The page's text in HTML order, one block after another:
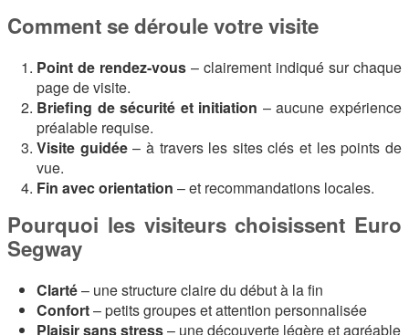
Comment se déroule votre visite
Point de rendez-vous – clairement indiqué sur chaque
page de visite.
Briefing de sécurité et initiation – aucune expérience
préalable requise.
Visite guidée– à travers les sites clés et les points de
vue.
Fin avec orientation – et recommandations locales.
Pourquoi les visiteurs choisissent Euro
Segway
Clarté– une structure claire du début à la fin
Confort– petits groupes et attention personnalisée
Plaisir sans stress– une découverte légère et agréable